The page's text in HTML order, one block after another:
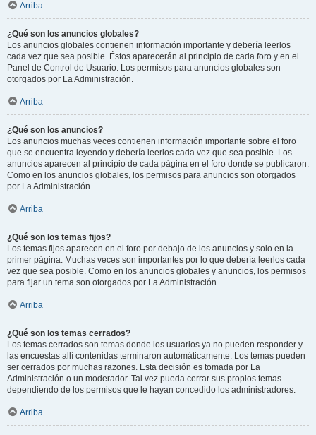
Arriba
¿Qué son los anuncios globales?
Los anuncios globales contienen información importante y debería leerlos
cada vez que sea posible. Éstos aparecerán al principio de cada foro y en el
Panel de Control de Usuario. Los permisos para anuncios globales son
otorgados por La Administración.
Arriba
¿Qué son los anuncios?
Los anuncios muchas veces contienen información importante sobre el foro
que se encuentra leyendo y debería leerlos cada vez que sea posible. Los
anuncios aparecen al principio de cada página en el foro donde se publicaron.
Como en los anuncios globales, los permisos para anuncios son otorgados
por La Administración.
Arriba
¿Qué son los temas fijos?
Los temas fijos aparecen en el foro por debajo de los anuncios y solo en la
primer página. Muchas veces son importantes por lo que debería leerlos cada
vez que sea posible. Como en los anuncios globales y anuncios, los permisos
para fijar un tema son otorgados por La Administración.
Arriba
¿Qué son los temas cerrados?
Los temas cerrados son temas donde los usuarios ya no pueden responder y
las encuestas allí contenidas terminaron automáticamente. Los temas pueden
ser cerrados por muchas razones. Esta decisión es tomada por La
Administración o un moderador. Tal vez pueda cerrar sus propios temas
dependiendo de los permisos que le hayan concedido los administradores.
Arriba